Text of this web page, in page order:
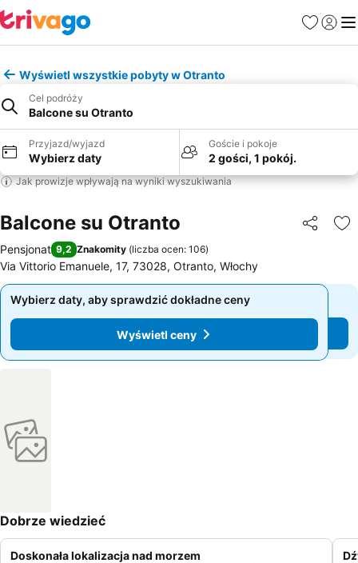
Ulubione
Wyświetl wszystkie pobyty w Otranto
Cel podróży
Balcone su Otranto
Przyjazd/wyjazd
Wybierz daty
Goście i pokoje
2 gości, 1 pokój.
Jak prowizje wpływają na wyniki wyszukiwania
Balcone su Otranto
Pensjonat 9,2 Znakomity (liczba ocen: 106)
Via Vittorio Emanuele, 17, 73028, Otranto, Włochy
Wybierz daty, aby sprawdzić dokładne ceny
Wyświetl ceny
Wybierz daty, aby sprawdzić dokładne ceny
Wyświetl ceny
Dobrze wiedzieć
Doskonała lokalizacja nad morzem